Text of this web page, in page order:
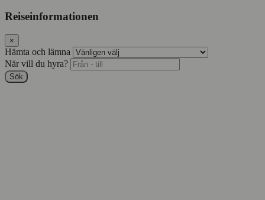
Reiseinformationen
×
Hämta och lämna
När vill du hyra?
Sök